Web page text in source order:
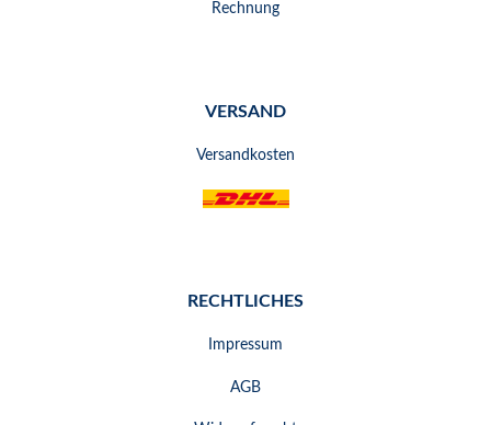
Rechnung
VERSAND
Versandkosten
RECHTLICHES
Impressum
AGB